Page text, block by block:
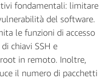
fondamentali: limitare
del software.
le funzioni di accesso
chiavi SSH e
in remoto. Inoltre,
il numero di pacchetti